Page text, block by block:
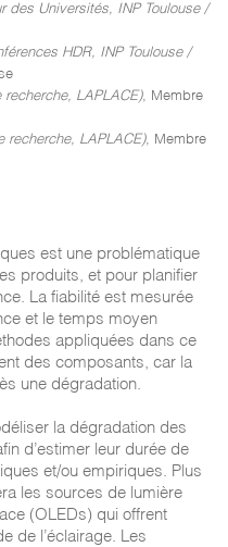
des Universités, INP Toulouse /
HDR, INP Toulouse /
recherche, LAPLACE), Membre
recherche, LAPLACE), Membre
est une problématique
produits, et pour planifier
La fiabilité est mesurée
et le temps moyen
appliquées dans ce
des composants, car la
une dégradation.
la dégradation des
d’estimer leur durée de
et/ou empiriques. Plus
les sources de lumière
(OLEDs) qui offrent
de l’éclairage. Les